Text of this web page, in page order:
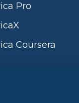
Pro
Coursera
Sistema di Gestione